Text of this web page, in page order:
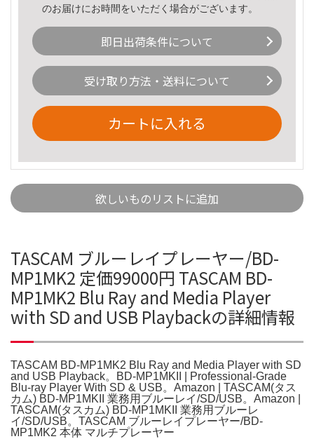
のお届けにお時間をいただく場合がございます。
即日出荷条件について
受け取り方法・送料について
カートに入れる
欲しいものリストに追加
TASCAM ブルーレイプレーヤー/BD-
MP1MK2 定価99000円 TASCAM BD-
MP1MK2 Blu Ray and Media Player
with SD and USB Playbackの詳細情報
TASCAM BD-MP1MK2 Blu Ray and Media Player with SD
and USB Playback。BD-MP1MKII | Professional-Grade
Blu-ray Player With SD & USB。Amazon | TASCAM(タス
カム) BD-MP1MKII 業務用ブルーレイ/SD/USB。Amazon |
TASCAM(タスカム) BD-MP1MKII 業務用ブルーレ
イ/SD/USB。TASCAM ブルーレイプレーヤー/BD-
MP1MK2 本体 マルチプレーヤー